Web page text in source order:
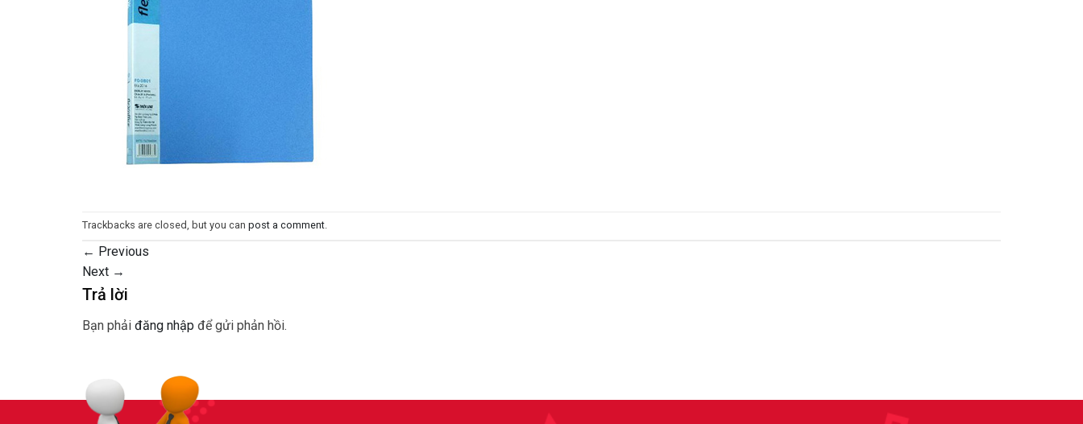
Trackbacks are closed, but you can post a comment
← Previous
Next →
Trả lời
Bạn phải đăng nhập để gửi phản hồi.